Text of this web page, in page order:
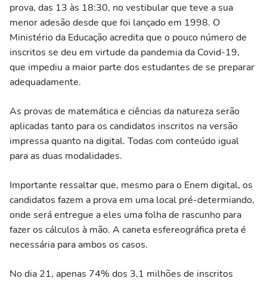
prova, das 13 às 18:30, no vestibular que teve a sua
menor adesão desde que foi lançado em 1998. O
Ministério da Educação acredita que o pouco número de
inscritos se deu em virtude da pandemia da Covid-19,
que impediu a maior parte dos estudantes de se preparar
adequadamente.
As provas de matemática e ciências da natureza serão
aplicadas tanto para os candidatos inscritos na versão
impressa quanto na digital. Todas com conteúdo igual
para as duas modalidades.
Importante ressaltar que, mesmo para o Enem digital, os
candidatos fazem a prova em uma local pré-determiando,
onde será entregue a eles uma folha de rascunho para
fazer os cálculos à mão. A caneta esfereográfica preta é
necessária para ambos os casos.
No dia 21, apenas 74% dos 3,1 milhões de inscritos